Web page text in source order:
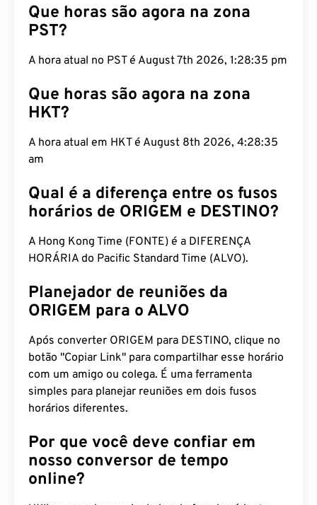
Que horas são agora na zona
PST?
A hora atual no PST é August 7th 2026, 1:28:36 pm
Que horas são agora na zona
HKT?
A hora atual em HKT é August 8th 2026, 4:28:36
am
Qual é a diferença entre os fusos
horários de ORIGEM e DESTINO?
A Hong Kong Time (FONTE) é a DIFERENÇA
HORÁRIA do Pacific Standard Time (ALVO).
Planejador de reuniões da
ORIGEM para o ALVO
Após converter ORIGEM para DESTINO, clique no
botão "Copiar Link" para compartilhar esse horário
com um amigo ou colega. É uma ferramenta
simples para planejar reuniões em dois fusos
horários diferentes.
Por que você deve confiar em
nosso conversor de tempo
online?